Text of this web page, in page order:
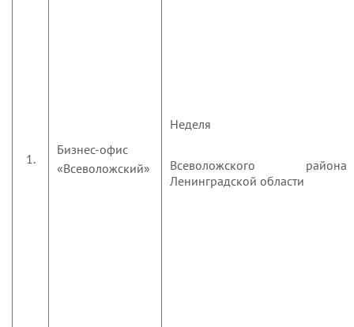
1.
Бизнес-офис
«Всеволожский»
Неделя
Всеволожского района
Ленинградской области